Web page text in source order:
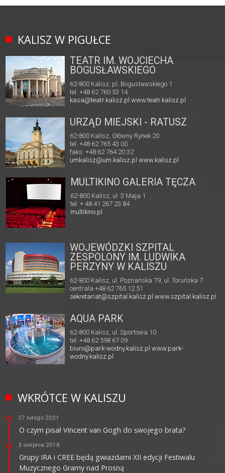
KALISZ W PIGUŁCE
TEATR IM. WOJCIECHA
BOGUSŁAWSKIEGO
62-800 Kalisz, pl. Bogusławskiego 1
tel. +48 62 760 53 14
kasa@teatr.kalisz.pl www.teatr.kalisz.pl
URZĄD MIEJSKI - RATUSZ
62-800 Kalisz, Główny Rynek 20
tel. +48 62 765 43 00
faks: +48 62 764 20 32
umkalisz@um.kalisz.plwww.kalisz.pl
MULTIKINO GALERIA TĘCZA
62-800 Kalisz, ul. 3 Maja 1
tel. + 48 41 267 23 84
multikino.pl
WOJEWÓDZKI SZPITAL
ZESPOLONY IM. LUDWIKA
PERZYNY W KALISZU
62-800 Kalisz, ul. Poznańska 79, ul. Toruńska 7
centrala +48 62 765 12 51
sekretariat@szpital.kalisz.pl www.szpital.kalisz.pl
AQUA PARK
62-800 Kalisz, ul. Sportowa 10
tel. +48 62 598 67 09
biuro@park-wodny.kalisz.pl www.park-
wodny.kalisz.pl
WKRÓTCE W KALISZU
27 lutego 2021
O czym pisał Vincent van Gogh do swojego brata?
3 sierpnia 2018
Grupy IRA i CREE będą gwiazdami XII edycji Festiwalu
Muzycznego Gramy nad Prosną